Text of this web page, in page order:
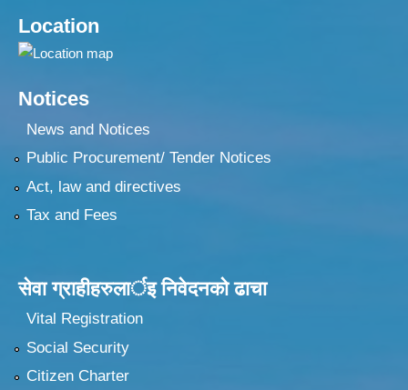
Location
Notices
News and Notices
Public Procurement/ Tender Notices
Act, law and directives
Tax and Fees
सेवा ग्राहीहरुलार्इ निवेदनकाे ढा‍चा
Vital Registration
Social Security
Citizen Charter